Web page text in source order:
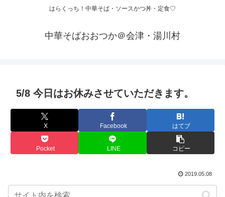
はらくっち！中華そば・ソースかつ丼・定食♡
中華そばおおつか＠会津・湯川村
5/8 今日はお休みさせていただきます。
X Facebook はてブ
Pocket LINE コピー
2019.05.08